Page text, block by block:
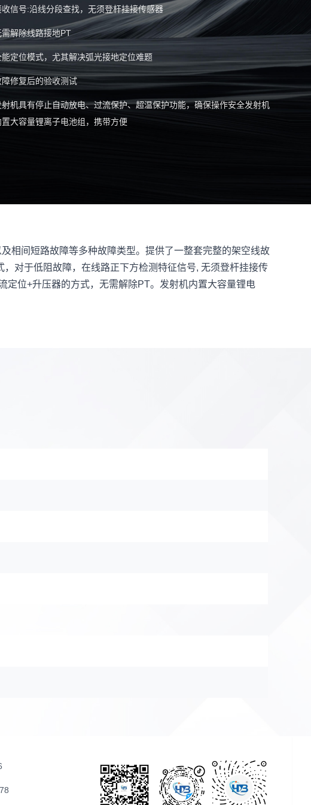
收信号:沿线分段查找，无须登杆挂接传感器
需解除线路接地PT
能定位模式，尤其解决弧光接地定位难题
障修复后的验收测试
射机具有停止自动放电、过流保护、超温保护功能，确保操作安全发射机
置大容量锂离子电池组，携带方便
相间短路故障等多种故障类型。提供了一整套完整的架空线故
对于低阻故障，在线路正下方检测特征信号, 无须登杆挂接传
定位+升压器的方式，无需解除PT。发射机内置大容量锂电